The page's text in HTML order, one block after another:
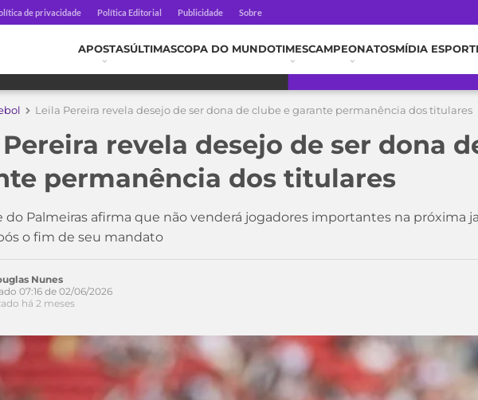
de privacidade Política Editorial Publicidade Sobre
APOSTASÚLTIMASCOPA DO MUNDOTIMESCAMPEONATOSMÍDIA
Leila Pereira revela desejo de ser dona de clube e garante permanência dos titulares
revela desejo de ser dona
permanência dos titulares
do Palmeiras afirma que não venderá jogadores importantes na próxima
o fim de seu mandato
Nunes
07:16 de 02/06/2026
há 2 meses